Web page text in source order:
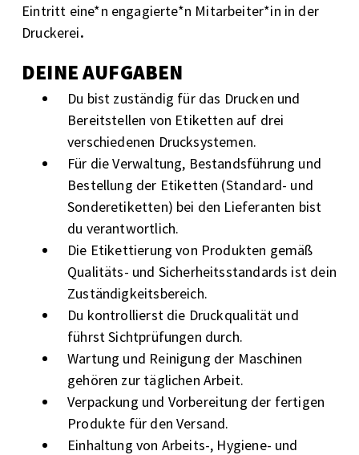
Eintritt eine*n engagierte*n Mitarbeiter*in in der
Druckerei.
DEINE AUFGABEN
Du bist zuständig für das Drucken und
Bereitstellen von Etiketten auf drei
verschiedenen Drucksystemen.
Für die Verwaltung, Bestandsführung und
Bestellung der Etiketten (Standard- und
Sonderetiketten) bei den Lieferanten bist
du verantwortlich.
Die Etikettierung von Produkten gemäß
Qualitäts- und Sicherheitsstandards ist dein
Zuständigkeitsbereich.
Du kontrollierst die Druckqualität und
führst Sichtprüfungen durch.
Wartung und Reinigung der Maschinen
gehören zur täglichen Arbeit.
Verpackung und Vorbereitung der fertigen
Produkte für den Versand.
Einhaltung von Arbeits-, Hygiene- und